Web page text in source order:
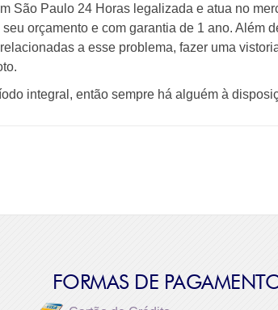
São Paulo 24 Horas legalizada e atua no
orçamento e com garantia de 1 ano. Além
a esse problema, fazer uma
integral, então sempre há alguém à
FORMAS DE